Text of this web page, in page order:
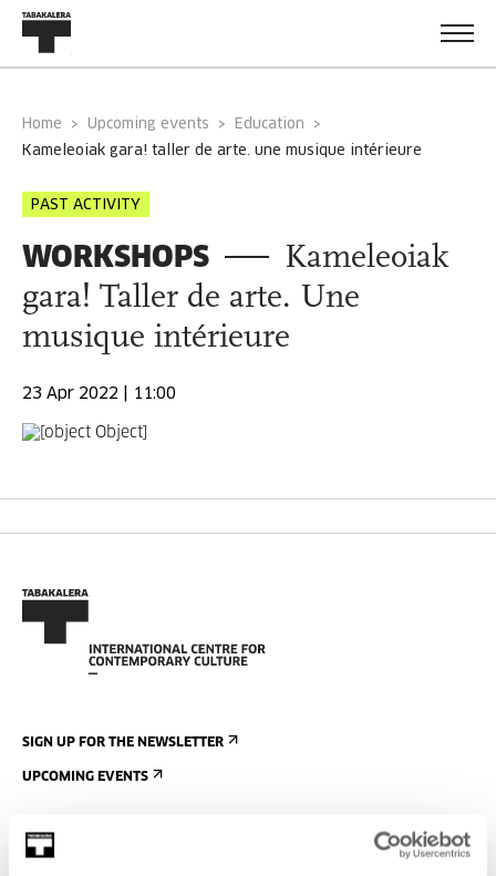
Home Upcoming events
Education
kameleoiak gara! taller de arte. une musique intérieure
PAST ACTIVITY
WORKSHOPS
Kameleoiak
gara! Taller de arte. Une
musique intérieure
23 Apr 2022 | 11:00
SIGN UP FOR THE NEWSLETTER
UPCOMING EVENTS
VISIT US